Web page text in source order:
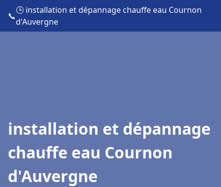
📞
🕒 installation et dépannage chauffe eau Cournon
d'Auvergne
installation et dépannage
chauffe eau Cournon
d'Auvergne